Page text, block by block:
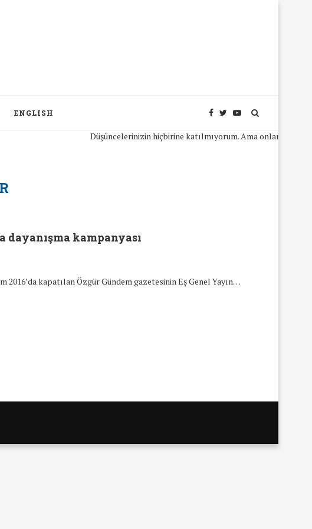
ENGLISH
Düşüncelerinizin hiçbirine katılmıyorum. Ama onları açıkça
dayanışma kampanyası
2016’da kapatılan Özgür Gündem gazetesinin Eş Genel Yayın…